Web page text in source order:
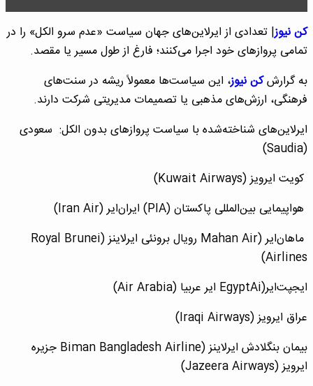
کن نیوز| تعدادی از ایرلاین‌های جهان سیاست «عدم سرو الکل» را در
تمامی پروازهای خود اجرا می‌کنند؛ فارغ از طول مسیر یا مقصد.
به گرارشکن نیوز، این سیاست‌ها معمولاً ریشه در سنت‌های
فرهنگی، ارزش‌های مذهبی یا تصمیمات مدیریتی شرکت دارند.
ایرلاین‌های شناخته‌شده با سیاست پروازهای بدون الکل: سعودی
(Saudia)
کویت ایرویز (Kuwait Airways)
هواپیمایی بین‌المللی پاکستان (PIA) ایران‌ایر (Iran Air)
ماهان‌ایر (Mahan Air رویال برونئی ایرلاینز (Royal Brunei
Airlines)
ایجپت‌ایر(EgyptAi ایر عربیا (Air Arabia)
عراق ایرویز (Iraqi Airways)
بیمان بنگلادش ایرلاینز (Biman Bangladesh Airline جزیره
ایرویز (Jazeera Airways)